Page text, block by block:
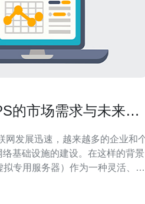
的市场需求与未来发
络基础设施的建设。在这样的背景
专用服务器）作为一种灵活、经
的市场需求及未来发展趋势。